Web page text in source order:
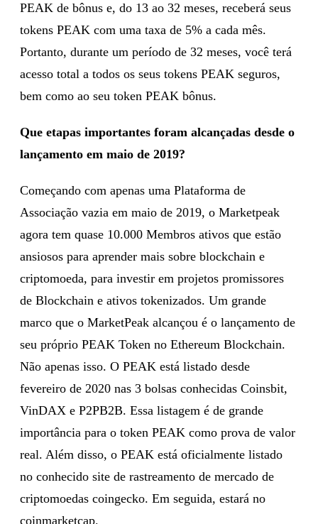
PEAK de bônus e, do 13 ao 32 meses, receberá seus
tokens PEAK com uma taxa de 5% a cada mês.
Portanto, durante um período de 32 meses, você terá
acesso total a todos os seus tokens PEAK seguros,
bem como ao seu token PEAK bônus.
Que etapas importantes foram alcançadas desde o
lançamento em maio de 2019?
Começando com apenas uma Plataforma de
Associação vazia em maio de 2019, o Marketpeak
agora tem quase 10.000 Membros ativos que estão
ansiosos para aprender mais sobre blockchain e
criptomoeda, para investir em projetos promissores
de Blockchain e ativos tokenizados. Um grande
marco que o MarketPeak alcançou é o lançamento de
seu próprio PEAK Token no Ethereum Blockchain.
Não apenas isso. O PEAK está listado desde
fevereiro de 2020 nas 3 bolsas conhecidas Coinsbit,
VinDAX e P2PB2B. Essa listagem é de grande
importância para o token PEAK como prova de valor
real. Além disso, o PEAK está oficialmente listado
no conhecido site de rastreamento de mercado de
criptomoedas coingecko. Em seguida, estará no
coinmarketcap.